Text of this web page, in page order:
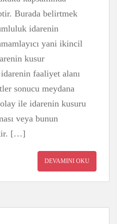
Burada belirtmek
idarenin
yani ikincil
kusur
faaliyet alanı
sonucu meydana
ile idarenin kusuru
veya bunun
[…]
DEVAMINI OKU